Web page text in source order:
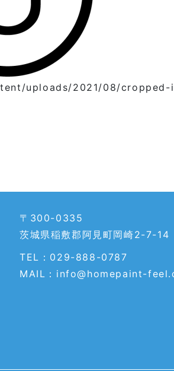
uploads/2021/08/cropped-
〒300-0335
茨城県稲敷郡阿見町岡崎2-7-14
TEL：029-888-0787
MAIL：info@homepaint-